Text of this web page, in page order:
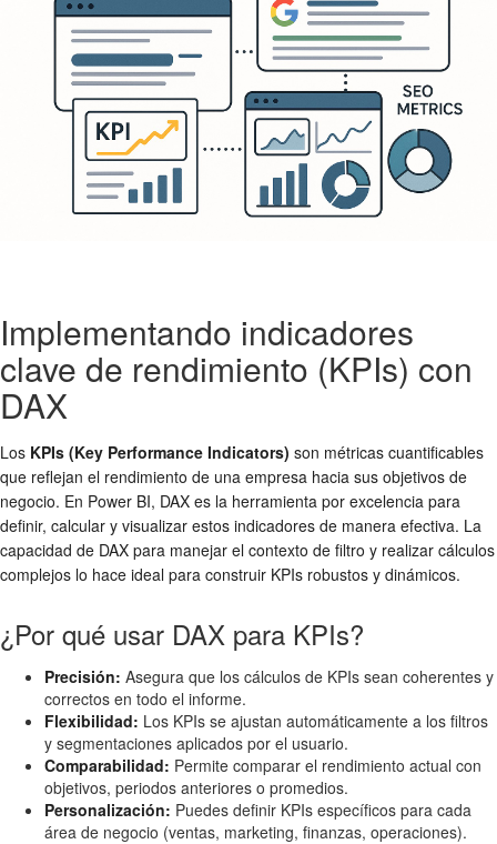
Implementando indicadores
clave de rendimiento (KPIs) con
DAX
Los KPIs (Key Performance Indicators) son métricas cuantificables
que reflejan el rendimiento de una empresa hacia sus objetivos de
negocio. En Power BI, DAX es la herramienta por excelencia para
definir, calcular y visualizar estos indicadores de manera efectiva. La
capacidad de DAX para manejar el contexto de filtro y realizar cálculos
complejos lo hace ideal para construir KPIs robustos y dinámicos.
¿Por qué usar DAX para KPIs?
Precisión: Asegura que los cálculos de KPIs sean coherentes y
correctos en todo el informe.
Flexibilidad: Los KPIs se ajustan automáticamente a los filtros
y segmentaciones aplicados por el usuario.
Comparabilidad: Permite comparar el rendimiento actual con
objetivos, periodos anteriores o promedios.
Personalización: Puedes definir KPIs específicos para cada
área de negocio (ventas, marketing, finanzas, operaciones).